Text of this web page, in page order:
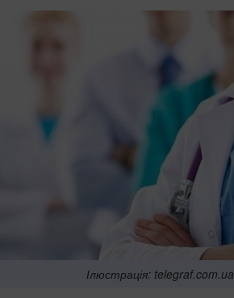
Ілюстрація: telegraf.com.ua